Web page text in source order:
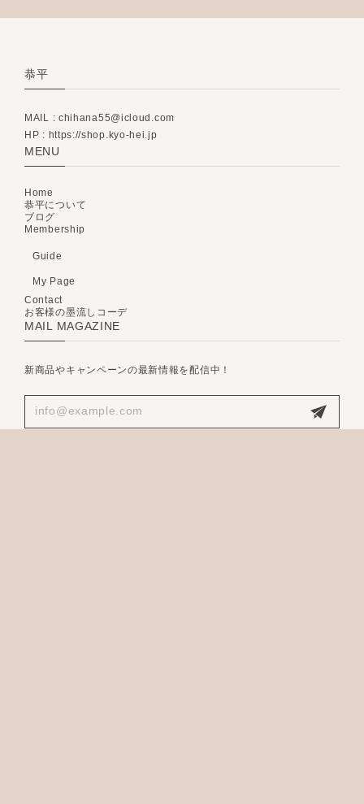
恭平
MAIL : chihana55@icloud.com
HP : https://shop.kyo-hei.jp
MENU
Home
恭平について
ブログ
Membership
Guide
My Page
Contact
お客様の墨流しコーデ
MAIL MAGAZINE
新商品やキャンペーンの最新情報を配信中！